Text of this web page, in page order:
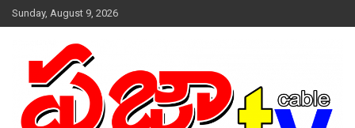
Skip
to
Sunday, August 9, 2026